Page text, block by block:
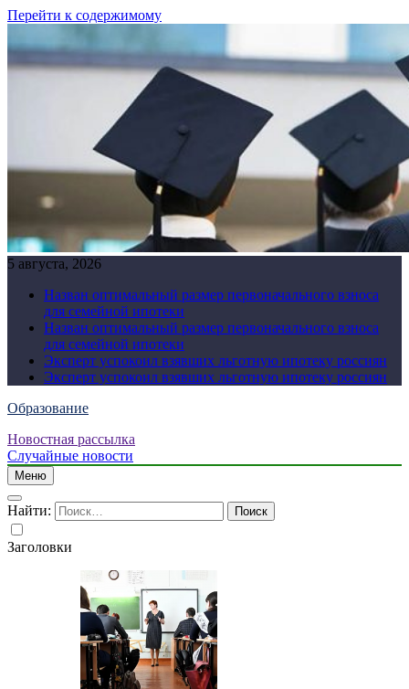
Перейти к содержимому
5 августа, 2026
Назван оптимальный размер первоначального взноса
для семейной ипотеки
Назван оптимальный размер первоначального взноса
для семейной ипотеки
Эксперт успокоил взявших льготную ипотеку россиян
Эксперт успокоил взявших льготную ипотеку россиян
Образование
Новостная рассылка
Случайные новости
Меню
Найти:
Заголовки